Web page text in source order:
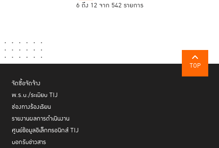
6 ถึง 12 จาก 542 รายการ
TOP
จัดซื้อจัดจ้าง
พ.ร.บ./ระเบียบ TIJ
ช่องทางร้องเรียน
รายงานผลการดำเนินงาน
ศูนย์ข้อมูลอิเล็กทรอนิกส์ TIJ
บอกรับข่าวสาร